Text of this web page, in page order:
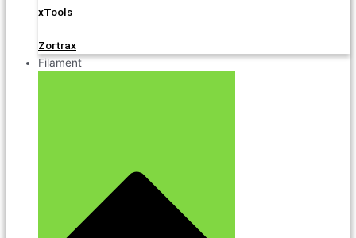
xTools
Zortrax
Filament